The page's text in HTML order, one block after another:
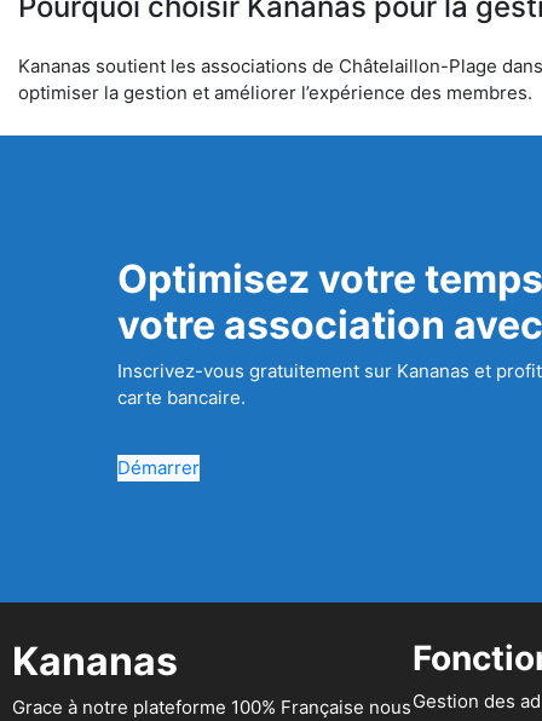
Kananas soutient les associations de Châtelaillon-Plage
optimiser la gestion et améliorer l’expérience des membres.
Optimisez votre
votre association
Inscrivez-vous gratuitement sur Kananas et
carte bancaire.
Démarrer
Kananas
Grace à notre plateforme 100% Française nousGestion des